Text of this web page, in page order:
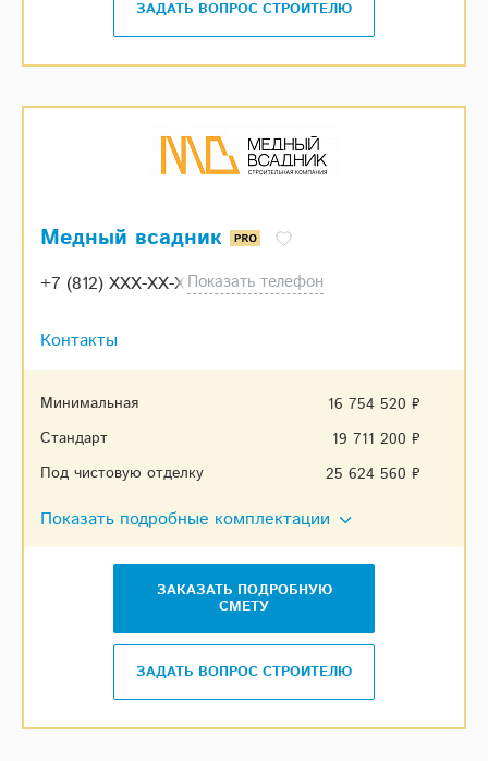
ЗАДАТЬ ВОПРОС СТРОИТЕЛЮ
Медный всадник
+7 (812) XXX-XX-XXПоказать телефон
Контакты
Минимальная
16 754 520 ₽
Стандарт
19 711 200 ₽
Под чистовую отделку
25 624 560 ₽
Показать подробные комплектации
ЗАКАЗАТЬ ПОДРОБНУЮ
СМЕТУ
ЗАДАТЬ ВОПРОС СТРОИТЕЛЮ